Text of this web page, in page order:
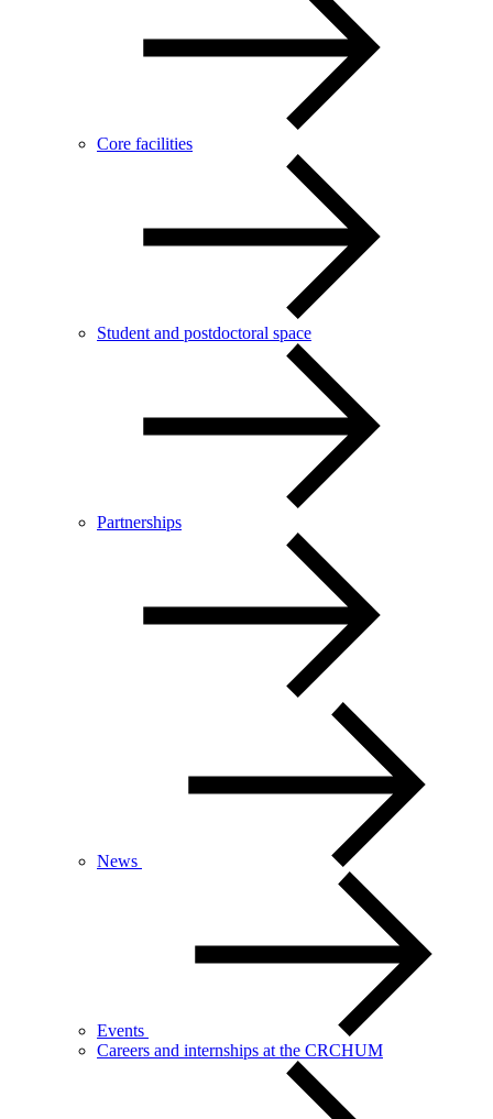
Core facilities
Student and postdoctoral space
Partnerships
News
Events
Careers and internships at the CRCHUM